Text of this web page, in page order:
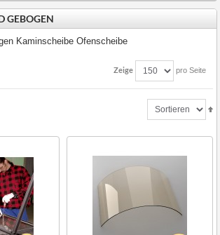
GEBOGEN
Kaminscheibe Ofenscheibe
Zeige pro Seite